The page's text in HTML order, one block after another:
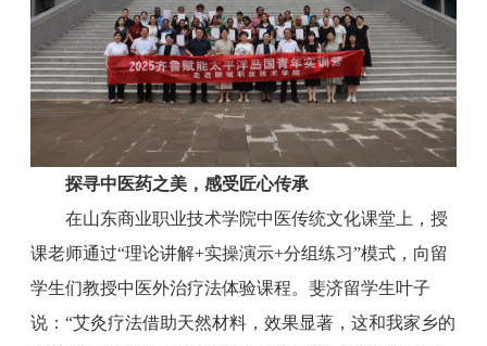
探寻中医药之美，感受匠心传承
在山东商业职业技术学院中医传统文化课堂上，授
课老师通过“理论讲解+实操演示+分组练习”模式，向留
学生们教授中医外治疗法体验课程。斐济留学生叶子
说：“艾灸疗法借助天然材料，效果显著，这和我家乡的